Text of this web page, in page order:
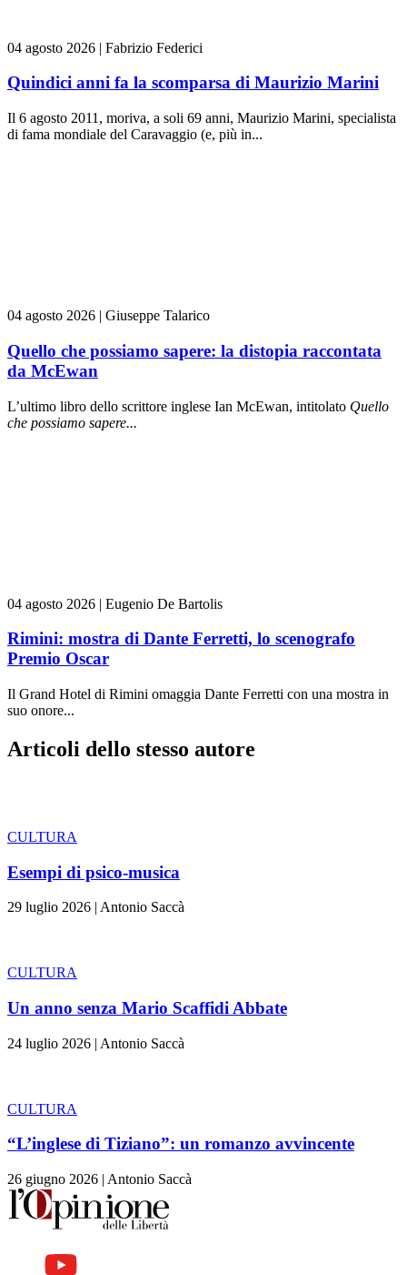
04 agosto 2026 | Fabrizio Federici
Quindici anni fa la scomparsa di Maurizio Marini
Il 6 agosto 2011, moriva, a soli 69 anni, Maurizio Marini, specialista
di fama mondiale del Caravaggio (e, più in...
04 agosto 2026 | Giuseppe Talarico
Quello che possiamo sapere: la distopia raccontata
da McEwan
L’ultimo libro dello scrittore inglese Ian McEwan, intitolato Quello
che possiamo sapere...
04 agosto 2026 | Eugenio De Bartolis
Rimini: mostra di Dante Ferretti, lo scenografo
Premio Oscar
Il Grand Hotel di Rimini omaggia Dante Ferretti con una mostra in
suo onore...
Articoli dello stesso autore
CULTURA
Esempi di psico-musica
29 luglio 2026 | Antonio Saccà
CULTURA
Un anno senza Mario Scaffidi Abbate
24 luglio 2026 | Antonio Saccà
CULTURA
“L’inglese di Tiziano”: un romanzo avvincente
26 giugno 2026 | Antonio Saccà